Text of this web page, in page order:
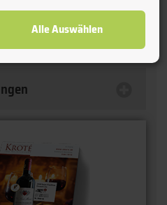
anzeigen:
Alle Auswählen